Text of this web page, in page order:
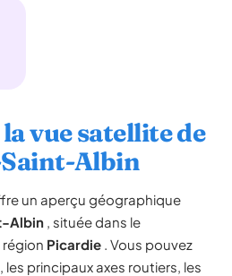
vue satellite de
Albin
un aperçu géographique
Albin , située dans le
région Picardie . Vous pouvez
principaux axes routiers, les